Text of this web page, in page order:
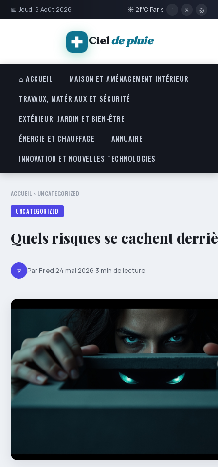
📅 Jeudi 6 Août 2026 ☀ 21°C Paris f 𝕏 ◎
Cielde pluie
⌂ ACCUEIL
MAISON ET AMÉNAGEMENT INTÉRIEUR
TRAVAUX, MATÉRIAUX ET SÉCURITÉ
EXTÉRIEUR, JARDIN ET BIEN-ÊTRE
ÉNERGIE ET CHAUFFAGE
ANNUAIRE
INNOVATION ET NOUVELLES TECHNOLOGIES
ACCUEIL › UNCATEGORIZED
UNCATEGORIZED
Quels risques se cachent
F Par Fred·24 mai 2026·3 min de lecture